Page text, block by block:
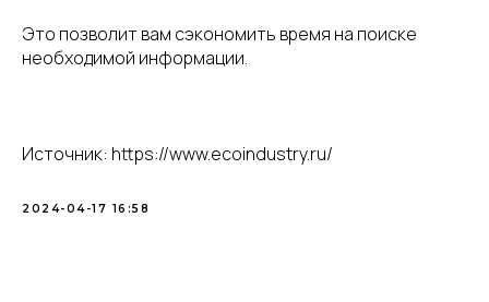
Это позволит вам сэкономить время на поиске
необходимой информации.
Источник: https://www.ecoindustry.ru/
2024-04-17 16:58